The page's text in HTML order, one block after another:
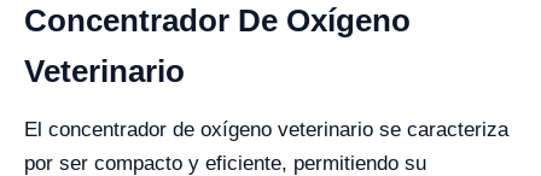
Concentrador De Oxígeno
Veterinario
El concentrador de oxígeno veterinario se caracteriza
por ser compacto y eficiente, permitiendo su